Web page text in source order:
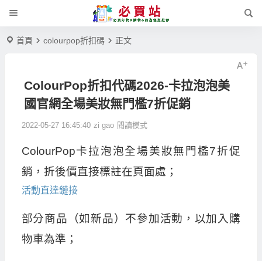
首頁 colourpop折扣碼 正文
ColourPop折扣代碼2026-卡拉泡泡美
國官網全場美妝無門檻7折促銷
2022-05-27 16:45:40 zi gao 閱讀模式
ColourPop卡拉泡泡全場美妝無門檻7折促
銷，折後價直接標註在頁面處；
活動直達鏈接
部分商品（如新品）不參加活動，以加入購
物車為準；